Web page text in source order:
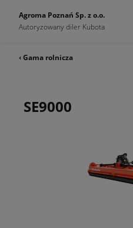
Agroma Poznań Sp. z o.o.
Autoryzowany diler Kubota
‹ Gama rolnicza
SE9000